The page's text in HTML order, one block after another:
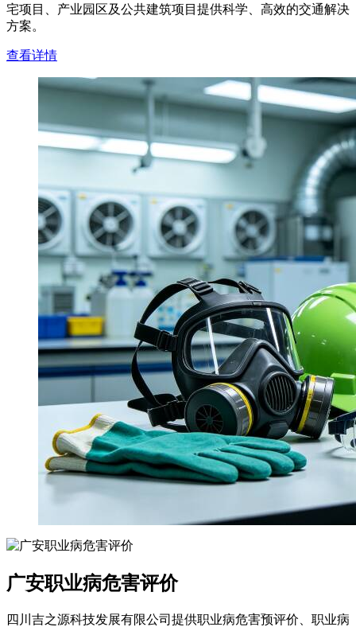
宅项目、产业园区及公共建筑项目提供科学、高效的交通解决
方案。
查看详情
广安职业病危害评价
四川吉之源科技发展有限公司提供职业病危害预评价、职业病